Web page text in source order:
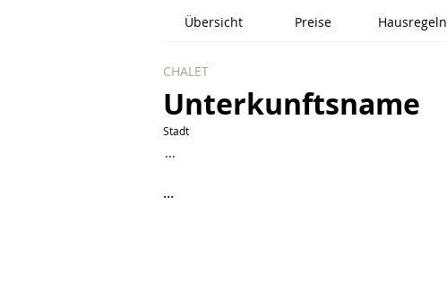
Übersicht Preise Hausregeln
CHALET
Unterkunftsname
Stadt
...
...